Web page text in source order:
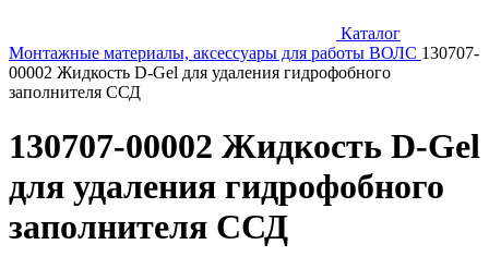
Каталог
Монтажные материалы, аксессуары для работы ВОЛС 130707-
00002 Жидкость D-Gel для удаления гидрофобного
заполнителя ССД
130707-00002 Жидкость D-Gel
для удаления гидрофобного
заполнителя ССД